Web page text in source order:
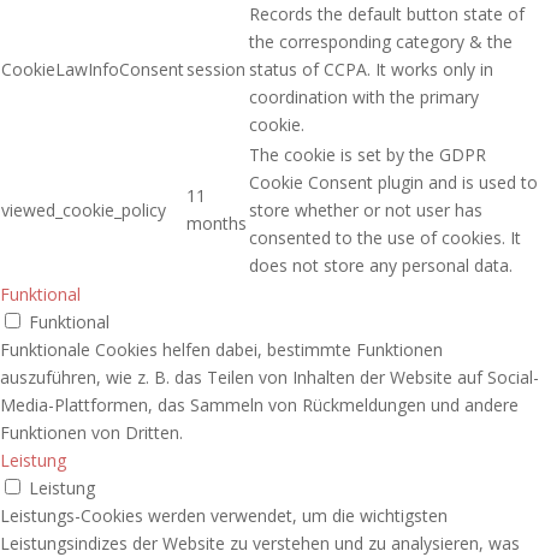
CookieLawInfoConsentsession
Records the default button state of
the corresponding category & the
status of CCPA. It works only in
coordination with the primary
cookie.
viewed_cookie_policy
11
months
The cookie is set by the GDPR
Cookie Consent plugin and is used to
store whether or not user has
consented to the use of cookies. It
does not store any personal data.
Funktional
Funktional
Funktionale Cookies helfen dabei, bestimmte Funktionen
auszuführen, wie z. B. das Teilen von Inhalten der Website auf Social-
Media-Plattformen, das Sammeln von Rückmeldungen und andere
Funktionen von Dritten.
Leistung
Leistung
Leistungs-Cookies werden verwendet, um die wichtigsten
Leistungsindizes der Website zu verstehen und zu analysieren, was